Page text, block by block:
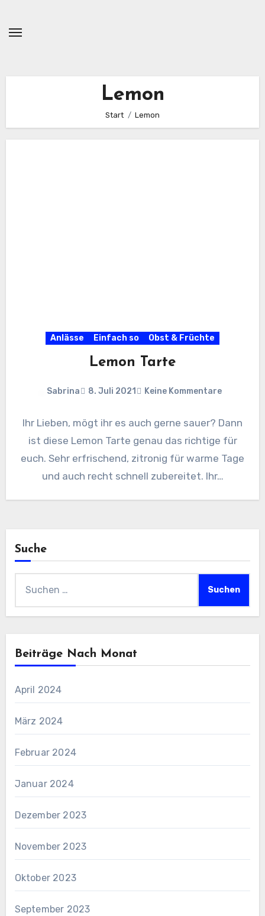
springen
Lemon
Start Lemon
Anlässe Einfach so Obst & Früchte
Lemon Tarte
Sabrina 8. Juli 2021 Keine Kommentare
Ihr Lieben, mögt ihr es auch gerne sauer? Dann
ist diese Lemon Tarte genau das richtige für
euch. Sehr erfrischend, zitronig für warme Tage
und auch recht schnell zubereitet. Ihr…
Suche
Beiträge Nach Monat
April 2024
März 2024
Februar 2024
Januar 2024
Dezember 2023
November 2023
Oktober 2023
September 2023